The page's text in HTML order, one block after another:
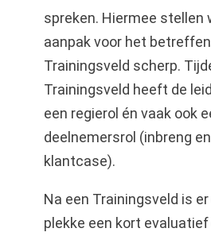
spreken. Hiermee stellen
aanpak voor het
Trainingsveld scherp.
Trainingsveld heeft de
een regierol én vaak ook
deelnemersrol (inbreng
klantcase).
Na een Trainingsveld is
plekke een kort